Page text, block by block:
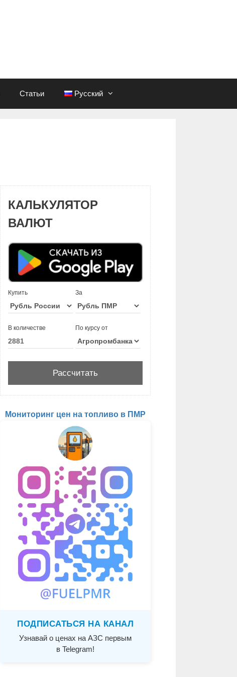
Статьи Русский
КАЛЬКУЛЯТОР
ВАЛЮТ
Купить За
В количестве По курсу от
Мониторинг цен на топливо в ПМР
ПОДПИСАТЬСЯ НА КАНАЛ
Узнавай о ценах на АЗС первым
в Telegram!